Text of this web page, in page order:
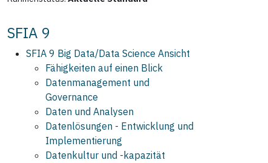
SFIA 9
SFIA 9 Big Data/Data Science Ansicht
Fähigkeiten auf einen Blick
Datenmanagement und
Governance
Daten und Analysen
Datenlösungen - Entwicklung und
Implementierung
Datenkultur und -kapazität